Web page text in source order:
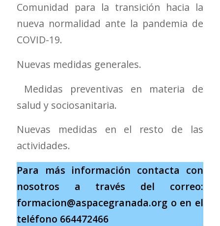
Comunidad para la transición hacia la
nueva normalidad ante la pandemia de
COVID-19.
Nuevas medidas generales.
Medidas preventivas en materia de
salud y sociosanitaria.
Nuevas medidas en el resto de las
actividades.
Para más información contacta con
nosotros a través del correo:
formacion@aspacegranada.org o en el
teléfono 664472466